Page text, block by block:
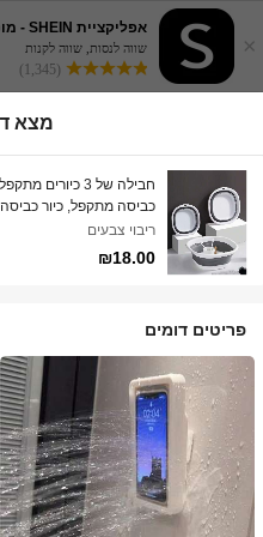
×
אפליקציית SHEIN - מוכן, הכן, סטייל!
שווה לנסות, שווה לקנות
(1,345)
מצא
חבילה של 3
כביסה מתקפל, כיור
לחדר מעונות, חדר אמבטיה,
לחזרה לבית הספר
ריבוי צבעים
₪18.00
פריטים דומים